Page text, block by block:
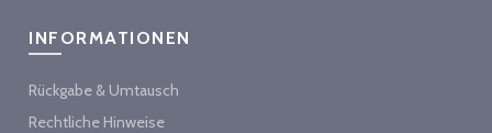
INFORMATIONEN
Rückgabe & Umtausch
Rechtliche Hinweise